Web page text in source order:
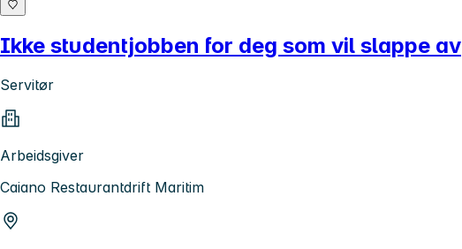
Ikke studentjobben for deg som vil slappe av
Servitør
Arbeidsgiver
Caiano Restaurantdrift Maritim